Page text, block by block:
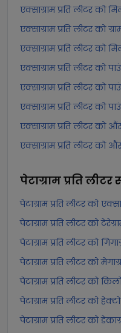
एक्साग्राम प्रति लीटर को
एक्साग्राम प्रति लीटर को
एक्साग्राम प्रति लीटर को
एक्साग्राम प्रति लीटर को
एक्साग्राम प्रति लीटर को
एक्साग्राम प्रति लीटर को
एक्साग्राम प्रति लीटर को
एक्साग्राम प्रति लीटर को
पेटाग्राम प्रति लीटर
पेटाग्राम प्रति लीटर को
पेटाग्राम प्रति लीटर को
पेटाग्राम प्रति लीटर को
पेटाग्राम प्रति लीटर को
पेटाग्राम प्रति लीटर को
पेटाग्राम प्रति लीटर को
पेटाग्राम प्रति लीटर को